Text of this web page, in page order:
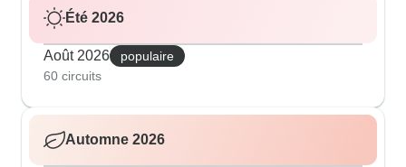
Été 2026
Août 2026
populaire
60 circuits
Automne 2026